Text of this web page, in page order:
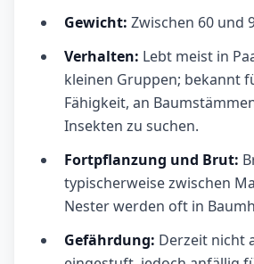
Gewicht: Zwischen 60 und
Verhalten: Lebt meist in
kleinen Gruppen; bekannt
Fähigkeit, an
Insekten zu suchen.
Fortpflanzung und Brut:
typischerweise zwischen
Nester werden oft in
Gefährdung: Derzeit nicht